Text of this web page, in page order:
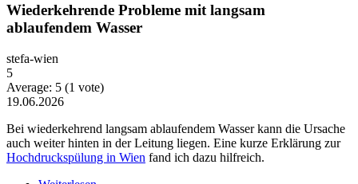
Wiederkehrende Probleme mit langsam
ablaufendem Wasser
stefa-wien
5
Average: 5 (1 vote)
19.06.2026
Bei wiederkehrend langsam ablaufendem Wasser kann die Ursache
auch weiter hinten in der Leitung liegen. Eine kurze Erklärung zur
Hochdruckspülung in Wien fand ich dazu hilfreich.